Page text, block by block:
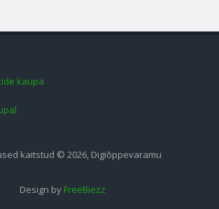
kaupa
kaitstud © 2026, Digiõppevaramu
Design by FreeBiezz